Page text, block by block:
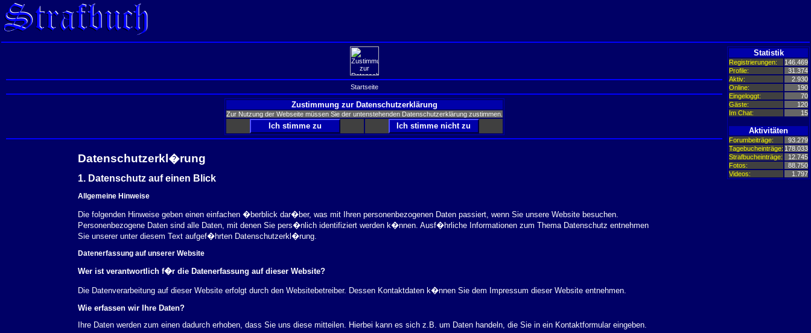
Startseite
Zustimmung zur Datenschutzerklärung
Zur Nutzung der Webseite müssen Sie der untenstehenden Datenschutzerklärung zustimmen.
Datenschutzerkl�rung
1. Datenschutz auf einen Blick
Allgemeine Hinweise
Die folgenden Hinweise geben einen einfachen �berblick dar�ber, was mit Ihren personenbezogenen Daten passiert, wenn Sie unsere Website besuchen.
Personenbezogene Daten sind alle Daten, mit denen Sie pers�nlich identifiziert werden k�nnen. Ausf�hrliche Informationen zum Thema Datenschutz entnehmen
Sie unserer unter diesem Text aufgef�hrten Datenschutzerkl�rung.
Datenerfassung auf unserer Website
Wer ist verantwortlich f�r die Datenerfassung auf dieser Website?
Die Datenverarbeitung auf dieser Website erfolgt durch den Websitebetreiber. Dessen Kontaktdaten k�nnen Sie dem Impressum dieser Website entnehmen.
Wie erfassen wir Ihre Daten?
Ihre Daten werden zum einen dadurch erhoben, dass Sie uns diese mitteilen. Hierbei kann es sich z.B. um Daten handeln, die Sie in ein Kontaktformular eingeben.
Statistik
Registrierungen:
146.469
Profile:
31.374
Aktiv:
2.930
Online:
190
Eingeloggt:
70
Gäste:
120
Im Chat:
15
Aktivitäten
Forumbeiträge:
93.279
Tagebucheinträge: 178.033
Strafbucheinträge:
12.745
Fotos:
88.750
Videos:
1.797